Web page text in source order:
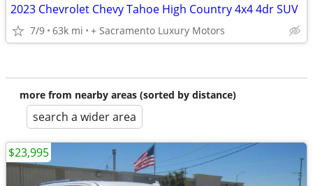
2023 Chevrolet Chevy Tahoe High Country 4x4 4dr SUV
7/9 63k mi + Sacramento Luxury Motors
more from nearby areas (sorted by distance)
search a wider area
$23,995